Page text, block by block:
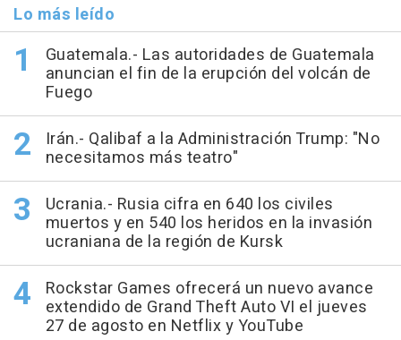
Lo más leído
Guatemala.- Las autoridades de Guatemala
anuncian el fin de la erupción del volcán de
Fuego
Irán.- Qalibaf a la Administración Trump: "No
necesitamos más teatro"
Ucrania.- Rusia cifra en 640 los civiles
muertos y en 540 los heridos en la invasión
ucraniana de la región de Kursk
Rockstar Games ofrecerá un nuevo avance
extendido de Grand Theft Auto VI el jueves
27 de agosto en Netflix y YouTube